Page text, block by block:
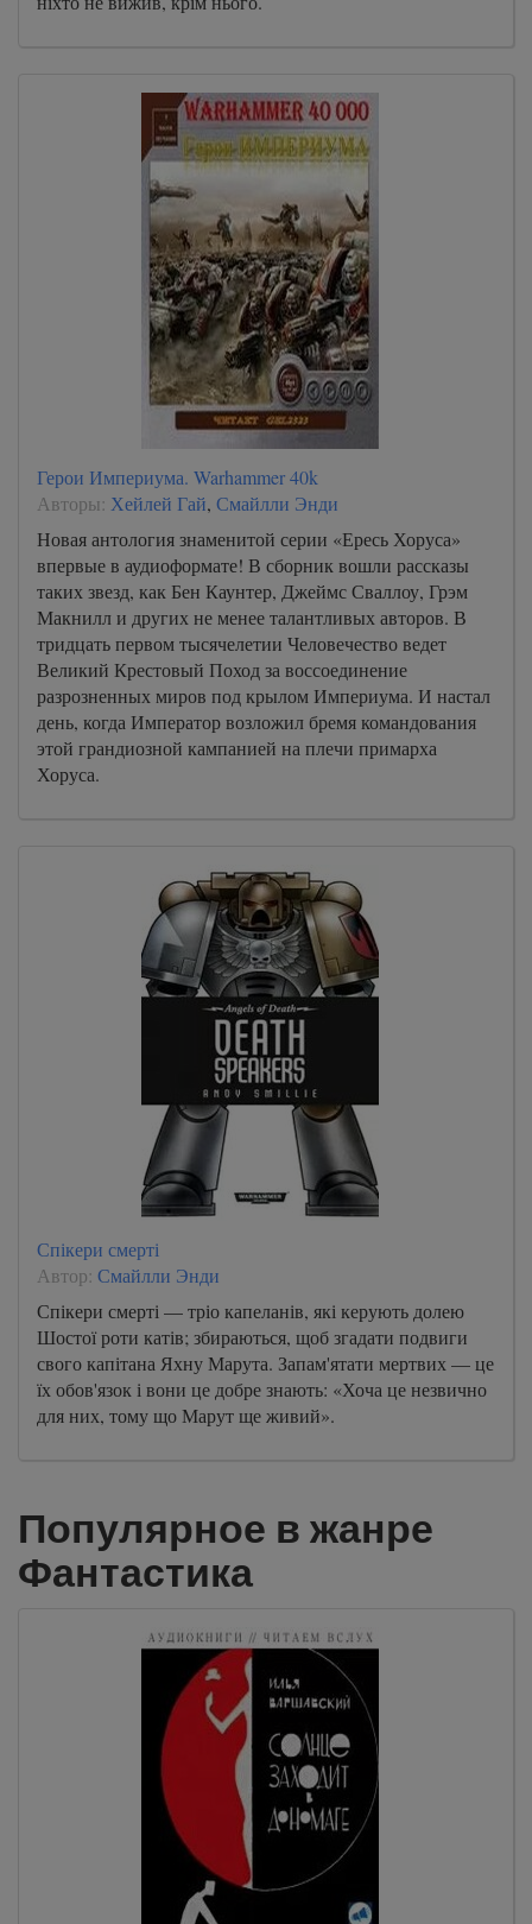
Герои Империума. Warhammer 40k
Авторы: Хейлей Гай, Смайлли Энди
Новая антология знаменитой серии «Ересь Хоруса»
впервые в аудиоформате! В сборник вошли рассказы
таких звезд, как Бен Каунтер, Джеймс Сваллоу, Грэм
Макнилл и других не менее талантливых авторов. В
тридцать первом тысячелетии Человечество ведет
Великий Крестовый Поход за воссоединение
разрозненных миров под крылом Империума. И настал
день, когда Император возложил бремя командования
этой грандиозной кампанией на плечи примарха
Хоруса.
Спікери смерті
Автор: Смайлли Энди
Спікери смерті — тріо капеланів, які керують долею
Шостої роти катів; збираються, щоб згадати подвиги
свого капітана Яхну Марута. Запам'ятати мертвих — це
їх обов'язок і вони це добре знають: «Хоча це незвично
для них, тому що Марут ще живий».
Популярное в жанре
Фантастика